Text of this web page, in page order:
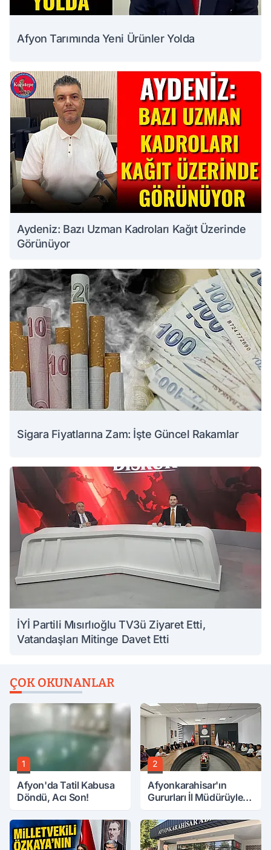
Afyon Tarımında Yeni Ürünler Yolda
Aydeniz: Bazı Uzman Kadroları Kağıt Üzerinde
Görünüyor
Sigara Fiyatlarına Zam: İşte Güncel Rakamlar
İYİ Partili Mısırlıoğlu TV3ü Ziyaret Etti,
Vatandaşları Mitinge Davet Etti
ÇOK OKUNANLAR
1
Afyon'da Tatil Kabusa
Döndü, Acı Son!
2
Afyonkarahisar'ın
Gururları İl Müdürüyle